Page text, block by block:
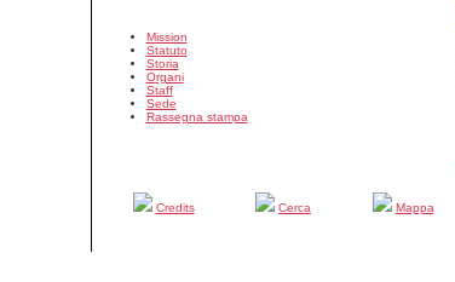
Mission
Statuto
Storia
Organi
Staff
Sede
Rassegna stampa
Credits Cerca Mappa